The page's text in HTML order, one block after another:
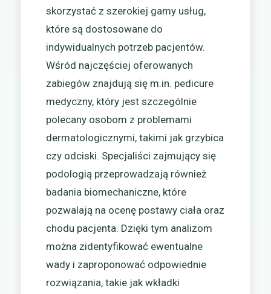
skorzystać z szerokiej gamy usług,
które są dostosowane do
indywidualnych potrzeb pacjentów.
Wśród najczęściej oferowanych
zabiegów znajdują się m.in. pedicure
medyczny, który jest szczególnie
polecany osobom z problemami
dermatologicznymi, takimi jak grzybica
czy odciski. Specjaliści zajmujący się
podologią przeprowadzają również
badania biomechaniczne, które
pozwalają na ocenę postawy ciała oraz
chodu pacjenta. Dzięki tym analizom
można zidentyfikować ewentualne
wady i zaproponować odpowiednie
rozwiązania, takie jak wkładki